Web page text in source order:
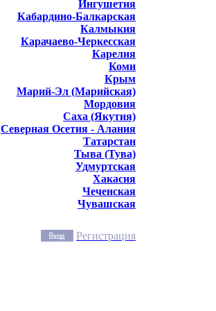
Ингушетия
Кабардино-Балкарская
Калмыкия
Карачаево-Черкесская
Карелия
Коми
Крым
Марий-Эл (Марийская)
Мордовия
Саха (Якутия)
Северная Осетия - Алания
Татарстан
Тыва (Тува)
Удмуртская
Хакасия
Чеченская
Чувашская
Регистрация